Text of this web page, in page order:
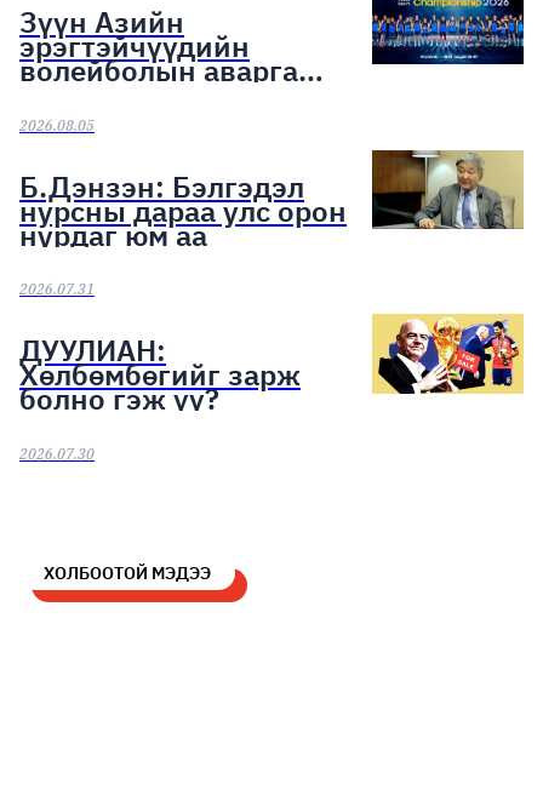
Зүүн Азийн
эрэгтэйчүүдийн
волейболын аварга
шалгаруулах тэмцээн
эхэллээ
2026.08.05
Б.Дэнзэн: Бэлгэдэл
нурсны дараа улс орон
нурдаг юм аа
2026.07.31
ДУУЛИАН:
Хөлбөмбөгийг зарж
болно гэж үү?
2026.07.30
ХОЛБООТОЙ МЭДЭЭ